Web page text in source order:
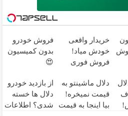
خریدار واقعی
خودش میاد!
فروش فوری
مکانیک
فروش خودرو
بدون کمیسیون
😍
دلال ماشینتو به
قیمت نمیخره!
بیا اینجا به قیمت
از بازدید خودرو
دلال ها خسته
شدی؟ اطلاعات